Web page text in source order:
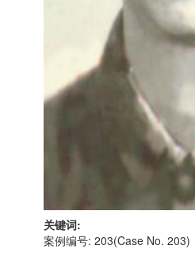
关键词:
案例编号: 203(Case No. 203)